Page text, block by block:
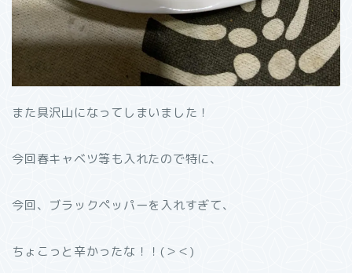
また具沢山になってしまいました！
今回春キャベツ等も入れたので特に、
今回、ブラックペッパーを入れすぎて、
ちょこっと辛かったな！！(＞＜)